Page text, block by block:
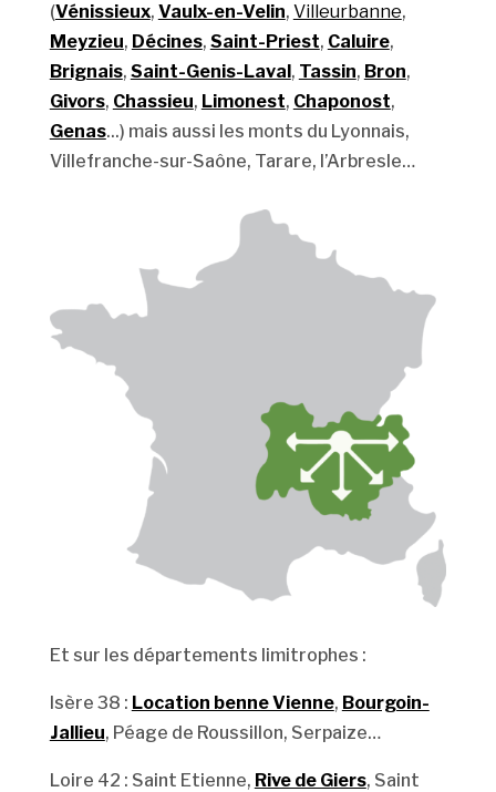
(Vénissieux, Vaulx-en-Velin, Villeurbanne,
Meyzieu, Décines, Saint-Priest, Caluire,
Brignais, Saint-Genis-Laval , Tassin, Bron,
Givors, Chassieu, Limonest, Chaponost,
Genas...) mais aussi les monts du Lyonnais,
Villefranche-sur-Saône, Tarare, l’Arbresle…
Et sur les départements limitrophes :
Isère 38 : Location benne Vienne, Bourgoin-
Jallieu, Péage de Roussillon, Serpaize…
Loire 42 : Saint Etienne, Rive de Giers, Saint